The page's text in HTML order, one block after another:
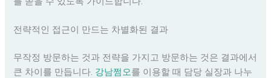
전략적인 접근이 만드는 차별화된 결과
무작정 방문하는 것과 전략을 가지고 방문하는 것은 결과에서
큰 차이를 만듭니다. 강남쩜오를 이용할 때 담당 실장과 나누